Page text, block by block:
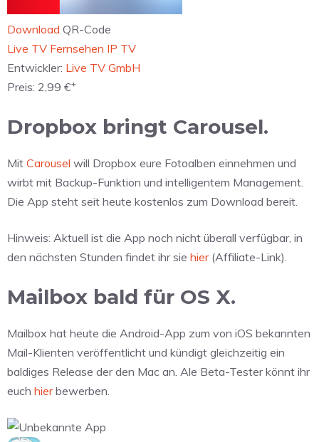
Download QR-Code
‎Live TV Fernsehen IP TV
Entwickler: Live TV GmbH
Preis: 2,99 €+
Dropbox bringt Carousel.
Mit Carousel will Dropbox eure Fotoalben einnehmen und
wirbt mit Backup-Funktion und intelligentem Management.
Die App steht seit heute kostenlos zum Download bereit.
Hinweis: Aktuell ist die App noch nicht überall verfügbar, in
den nächsten Stunden findet ihr sie hier(Affiliate-Link).
Mailbox bald für OS X.
Mailbox hat heute die Android-App zum von iOS bekannten
Mail-Klienten veröffentlicht und kündigt gleichzeitig ein
baldiges Release der den Mac an. Ale Beta-Tester könnt ihr
euch hierbewerben.